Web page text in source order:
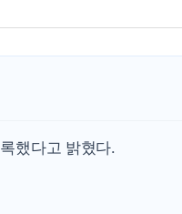
했다고 밝혔다.